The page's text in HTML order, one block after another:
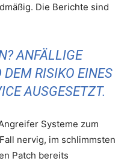
Die Berichte sind
ANFÄLLIGE
RISIKO EINES
AUSGESETZT.
Systeme zum
nervig, im schlimmsten
Patch bereits